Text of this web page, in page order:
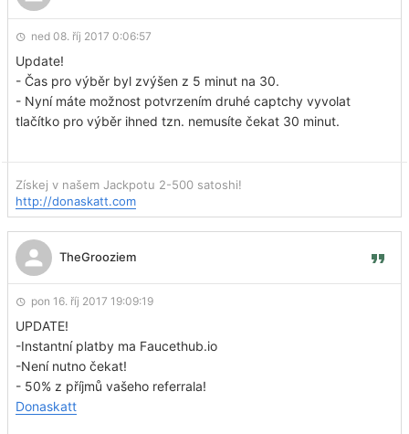
ned 08. říj 2017 0:06:57
Update!
- Čas pro výběr byl zvýšen z 5 minut na 30.
- Nyní máte možnost potvrzením druhé captchy vyvolat
tlačítko pro výběr ihned tzn. nemusíte čekat 30 minut.
Získej v našem Jackpotu 2-500 satoshi!
http://donaskatt.com
TheGrooziem
pon 16. říj 2017 19:09:19
UPDATE!
-Instantní platby ma Faucethub.io
-Není nutno čekat!
- 50% z příjmů vašeho referrala!
Donaskatt